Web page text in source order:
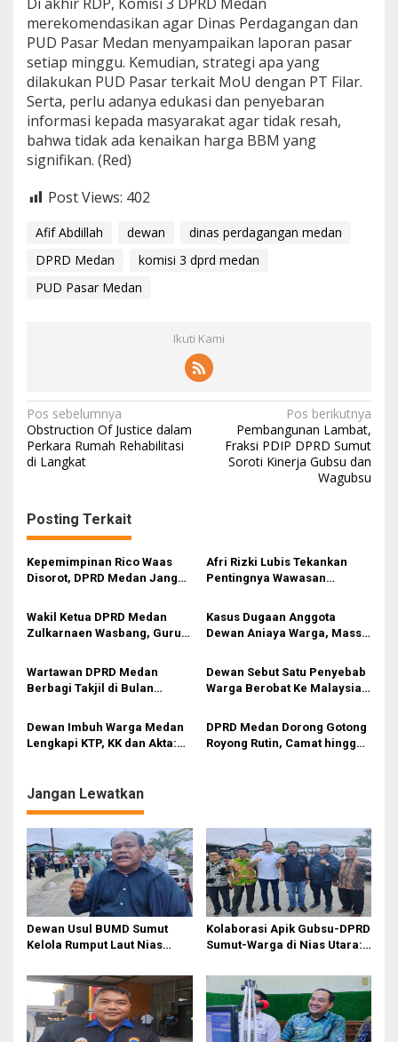
merekomendasikan agar Dinas Perdagangan dan
PUD Pasar Medan menyampaikan laporan pasar
setiap minggu. Kemudian, strategi apa yang
dilakukan PUD Pasar terkait MoU dengan PT Filar.
Serta, perlu adanya edukasi dan penyebaran
informasi kepada masyarakat agar tidak resah,
bahwa tidak ada kenaikan harga BBM yang
signifikan. (Red)
Post Views: 402
Afif Abdillah dewan
dinas perdagangan medan
DPRD Medan
komisi 3 dprd medan
PUD Pasar Medan
Ikuti Kami
N
a
v
g
a
s
p
o
s
Pos sebelumnya
Obstruction Of Justice dalam
Perkara Rumah Rehabilitasi
di Langkat
Pos berikutnya
Pembangunan Lambat,
Fraksi PDIP DPRD Sumut
Soroti Kinerja Gubsu dan
Wagubsu
Posting Terkait
Kepemimpinan Rico Waas
Disorot, DPRD Medan Jangan
Afri Rizki Lubis Tekankan
Pentingnya Wawasan
Nilai Pancasila di Tengah Era
Digital
Wakil Ketua DPRD Medan
Zulkarnaen Wasbang, Guru
Perlindungan Hukum Tenaga
Pendidik
Kasus Dugaan Anggota
Dewan Aniaya Warga, Massa
Sanksi dan Polrestabes
Segera Usut
Wartawan DPRD Medan
Berbagi Takjil di Bulan
kepada Masyarakat
Dewan Sebut Satu Penyebab
Warga Berobat Ke Malaysia :
Spesialis!
Dewan Imbuh Warga Medan
Lengkapi KTP, KK dan Akta:
DPRD Medan Dorong Gotong
Royong Rutin, Camat hingga
Jangan Lewatkan
Dewan Usul BUMD Sumut
Kelola Rumput Laut Nias
Kolaborasi Apik Gubsu-DPRD
Sumut-Warga di Nias Utara:
Akhirnya Diperbaiki